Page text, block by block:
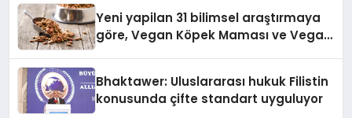
Yeni yapilan 31 bilimsel araştırmaya
göre, Vegan Köpek Maması ve Vegan
Bhaktawer: Uluslararası hukuk Filistin
konusunda çifte standart uyguluyor